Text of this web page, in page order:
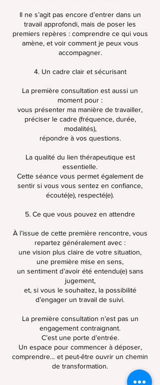
Il ne s’agit pas encore d’entrer dans un
travail approfondi, mais de poser les
premiers repères : comprendre ce qui vous
amène, et voir comment je peux vous
accompagner.
4. Un cadre clair et sécurisant
La première consultation est aussi un
moment pour :
vous présenter ma manière de travailler,
préciser le cadre (fréquence, durée,
modalités),
répondre à vos questions.
La qualité du lien thérapeutique est
essentielle.
Cette séance vous permet également de
sentir si vous vous sentez en confiance,
écouté(e), respecté(e).
5. Ce que vous pouvez en attendre
À l’issue de cette première rencontre, vous
repartez généralement avec :
une vision plus claire de votre situation,
une première mise en sens,
un sentiment d’avoir été entendu(e) sans
jugement,
et, si vous le souhaitez, la possibilité
d’engager un travail de suivi.
La première consultation n’est pas un
engagement contraignant.
C’est une porte d’entrée.
Un espace pour commencer à déposer,
comprendre… et peut-être ouvrir un chemin
de transformation.